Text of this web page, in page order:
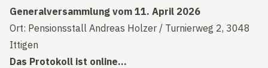
Generalversammlung vom 11. April 2026
Ort: Pensionsstall Andreas Holzer / Turnierweg 2, 3048
Ittigen
Das Protokoll ist online...